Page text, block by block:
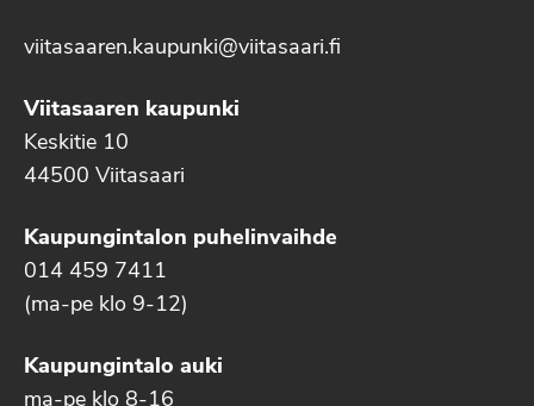
viitasaaren.kaupunki@viitasaari.fi
Viitasaaren kaupunki
Keskitie 10
44500 Viitasaari
Kaupungintalon puhelinvaihde
014 459 7411
(ma-pe klo 9-12)
Kaupungintalo auki
ma-pe klo 8-16